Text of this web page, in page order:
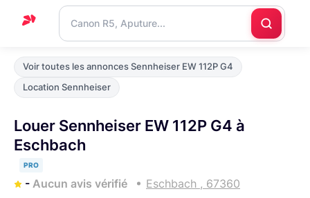
Accueil
Support
Nous
contacter
Voir toutes les annonces Sennheiser EW 112P G4
Location Sennheiser
Louer Sennheiser EW 112P G4 à
Eschbach
PRO
- Aucun avis vérifié Eschbach , 67360